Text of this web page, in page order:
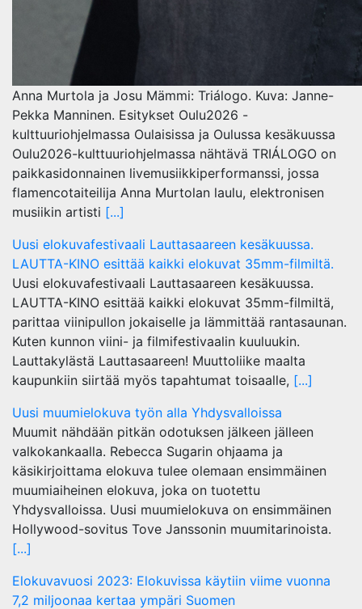
Anna Murtola ja Josu Mämmi: Triálogo. Kuva: Janne-
Pekka Manninen. Esitykset Oulu2026 -
kulttuuriohjelmassa Oulaisissa ja Oulussa kesäkuussa
Oulu2026-kulttuuriohjelmassa nähtävä TRIÁLOGO on
paikkasidonnainen livemusiikkiperformanssi, jossa
flamencotaiteilija Anna Murtolan laulu, elektronisen
musiikin artisti [...]
Uusi elokuvafestivaali Lauttasaareen kesäkuussa.
LAUTTA-KINO esittää kaikki elokuvat 35mm-filmiltä.
Uusi elokuvafestivaali Lauttasaareen kesäkuussa.
LAUTTA-KINO esittää kaikki elokuvat 35mm-filmiltä,
parittaa viinipullon jokaiselle ja lämmittää rantasaunan.
Kuten kunnon viini- ja filmifestivaalin kuuluukin.
Lauttakylästä Lauttasaareen! Muuttoliike maalta
kaupunkiin siirtää myös tapahtumat toisaalle, [...]
Uusi muumielokuva työn alla Yhdysvalloissa
Muumit nähdään pitkän odotuksen jälkeen jälleen
valkokankaalla. Rebecca Sugarin ohjaama ja
käsikirjoittama elokuva tulee olemaan ensimmäinen
muumiaiheinen elokuva, joka on tuotettu
Yhdysvalloissa. Uusi muumielokuva on ensimmäinen
Hollywood-sovitus Tove Janssonin muumitarinoista.
[...]
Elokuvavuosi 2023: Elokuvissa käytiin viime vuonna
7,2 miljoonaa kertaa ympäri Suomen